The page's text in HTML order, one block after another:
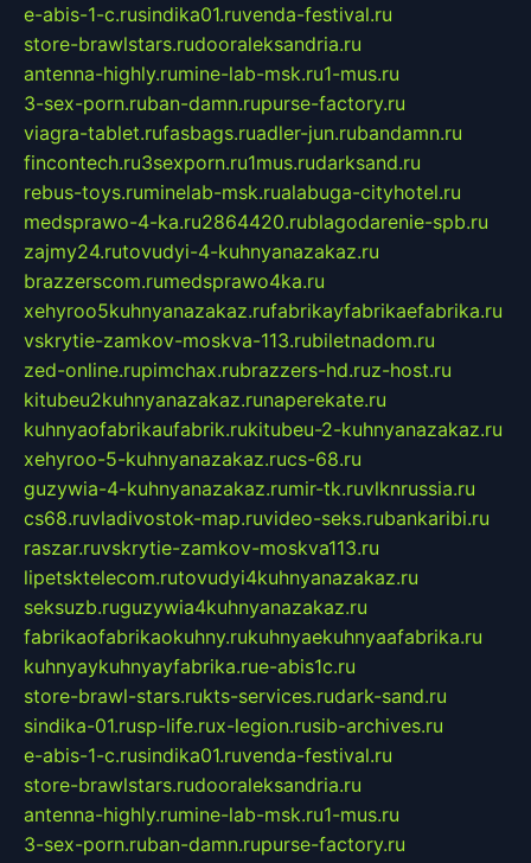
e-abis-1-c.rusindika01.ruvenda-festival.ru
store-brawlstars.rudooraleksandria.ru
antenna-highly.rumine-lab-msk.ru1-mus.ru
3-sex-porn.ruban-damn.rupurse-factory.ru
viagra-tablet.rufasbags.ruadler-jun.rubandamn.ru
fincontech.ru3sexporn.ru1mus.rudarksand.ru
rebus-toys.ruminelab-msk.rualabuga-cityhotel.ru
medsprawo-4-ka.ru2864420.rublagodarenie-spb.ru
zajmy24.rutovudyi-4-kuhnyanazakaz.ru
brazzerscom.rumedsprawo4ka.ru
xehyroo5kuhnyanazakaz.rufabrikayfabrikaefabrika.ru
vskrytie-zamkov-moskva-113.rubiletnadom.ru
zed-online.rupimchax.rubrazzers-hd.ruz-host.ru
kitubeu2kuhnyanazakaz.runaperekate.ru
kuhnyaofabrikaufabrik.rukitubeu-2-kuhnyanazakaz.ru
xehyroo-5-kuhnyanazakaz.rucs-68.ru
guzywia-4-kuhnyanazakaz.rumir-tk.ruvlknrussia.ru
cs68.ruvladivostok-map.ruvideo-seks.rubankaribi.ru
raszar.ruvskrytie-zamkov-moskva113.ru
lipetsktelecom.rutovudyi4kuhnyanazakaz.ru
seksuzb.ruguzywia4kuhnyanazakaz.ru
fabrikaofabrikaokuhny.rukuhnyaekuhnyaafabrika.ru
kuhnyaykuhnyayfabrika.rue-abis1c.ru
store-brawl-stars.rukts-services.rudark-sand.ru
sindika-01.rusp-life.rux-legion.rusib-archives.ru
e-abis-1-c.rusindika01.ruvenda-festival.ru
store-brawlstars.rudooraleksandria.ru
antenna-highly.rumine-lab-msk.ru1-mus.ru
3-sex-porn.ruban-damn.rupurse-factory.ru